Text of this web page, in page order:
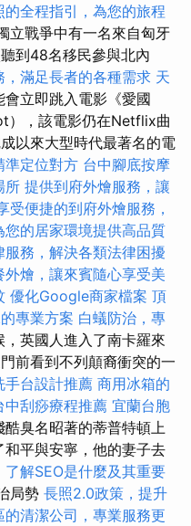
的全程指引，為您的旅程
立戰爭中有一名來自匈牙
到48名移民參與北內
滿足長者的各種需求 天
立即跳入電影《愛國
），該電影仍在Netflix曲
以來大型時代最著名的電
準定位對方 台中腳底按摩
所 提供到府外燴服務，讓
受便捷的到府外燴服務，
您的居家環境提供高品質
務，解決各類法律困擾
外燴，讓來賓隨心享受美
優化Google商家檔案 頂
專業方案 白蟻防治，專
，英國人進入了南卡羅來
前看到不列顛裔衝突的一
手台設計推薦 商用冰箱的
中刮痧療程推薦 宜蘭台胞
酷臭名昭著的蒂普特頓上
平與安寧，他的妻子去
了解SEO是什麼及其重要
局勢 長照2.0政策，提升
的清潔公司，專業服務更